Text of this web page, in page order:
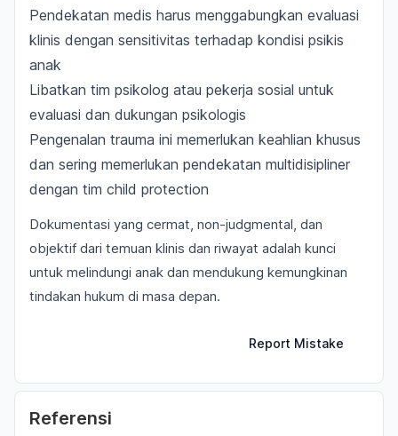
Pendekatan medis harus menggabungkan evaluasi
klinis dengan sensitivitas terhadap kondisi psikis
anak
Libatkan tim psikolog atau pekerja sosial untuk
evaluasi dan dukungan psikologis
Pengenalan trauma ini memerlukan keahlian khusus
dan sering memerlukan pendekatan multidisipliner
dengan tim child protection
Dokumentasi yang cermat, non-judgmental, dan
objektif dari temuan klinis dan riwayat adalah kunci
untuk melindungi anak dan mendukung kemungkinan
tindakan hukum di masa depan.
Report Mistake
Referensi